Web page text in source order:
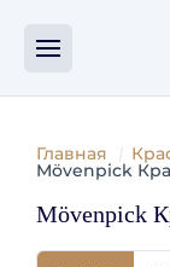
Главная
Mövenpick
Mövenpick